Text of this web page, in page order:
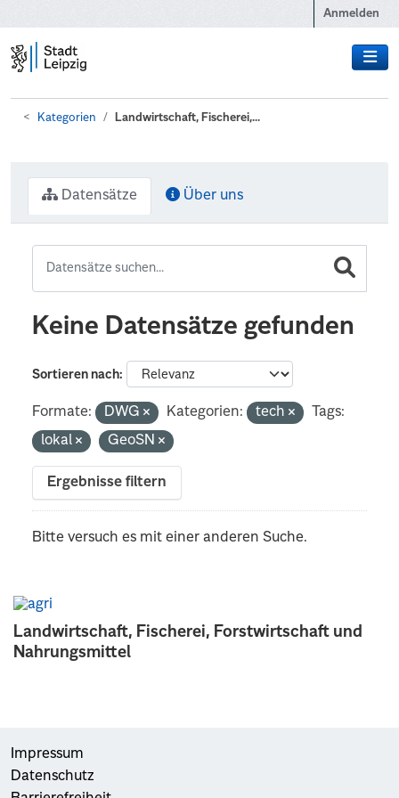
Anmelden
Kategorien Landwirtschaft, Fischerei,...
Landwirtschaft, Fischerei, Forstwirtschaft und
Nahrungsmittel
Datensätze Über uns
Keine Datensätze gefunden
Sortieren nach
Formate: DWG Kategorien: tech
Tags:
lokal
GeoSN
Ergebnisse filtern
Bitte versuch es mit einer anderen Suche.
Impressum
Datenschutz